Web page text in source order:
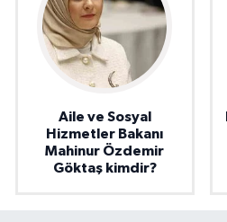
Aile ve Sosyal
Hizmetler Bakanı
Mahinur Özdemir
Göktaş kimdir?